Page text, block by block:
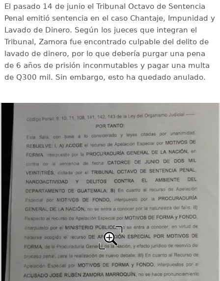
El pasado 14 de junio el Tribunal Octavo de Sentencia
Penal emitió sentencia en el caso Chantaje, Impunidad y
Lavado de Dinero. Según los jueces que integran el
Tribunal, Zamora fue encontrado culpable del delito de
lavado de dinero, por lo que debería purgar una pena
de 6 años de prisión inconmutables y pagar una multa
de Q300 mil. Sin embargo, esto ha quedado anulado.